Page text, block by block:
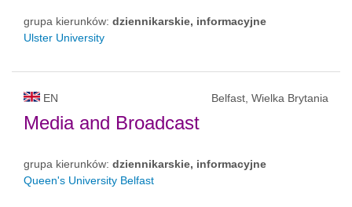
grupa kierunków: dziennikarskie, informacyjne
Ulster University
EN Belfast, Wielka Brytania
Media and Broadcast
grupa kierunków: dziennikarskie, informacyjne
Queen's University Belfast